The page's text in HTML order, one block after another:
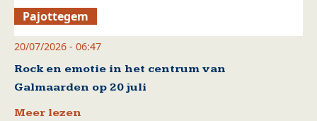
Pajottegem
20/07/2026 - 06:47
Rock en emotie in het centrum van
Galmaarden op 20 juli
Meer lezen